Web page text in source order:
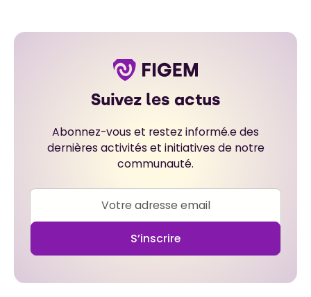
Suivez les actus
Abonnez-vous et restez informé.e des
dernières activités et initiatives de notre
communauté.